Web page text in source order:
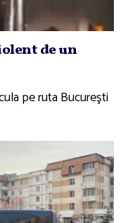
de un
pe ruta Bucureşti